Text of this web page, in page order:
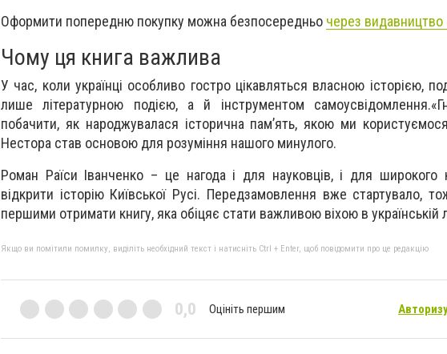
Оформити попередню покупку можна безпосередньо через видавництво
Чому ця книга важлива
У час, коли українці особливо гостро цікавляться власною історією,
лише літературною подією, а й інструментом
побачити, як народжувалася історична пам’ять, якою ми
Нестора став основою для розуміння нашого минулого.
Роман Раїси Іванченко – це нагода і для науковців, і для широкого
відкрити історію Київської Русі. Передзамовлення вже стартувало,
першими отримати книгу, яка обіцяє стати важливою віхою в українській
Якщо ви помітили помилку, виділіть необхідний текст і натисніть Ctrl + Enter, щоб повідомити про це редакцію
0,0 Оцініть першим